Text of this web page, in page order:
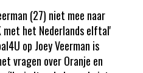
(27) niet mee naar
met het Nederlands elftal'
op Joey Veerman is
vragen over Oranje en